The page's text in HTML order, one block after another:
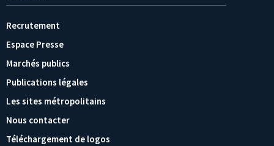
Recrutement
Espace Presse
Marchés publics
Publications légales
Les sites métropolitains
Nous contacter
Téléchargement de logos